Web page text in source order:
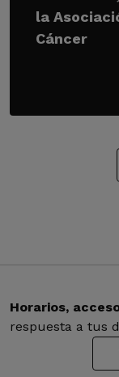
la
Cáncer
Horarios,
respuesta a tus